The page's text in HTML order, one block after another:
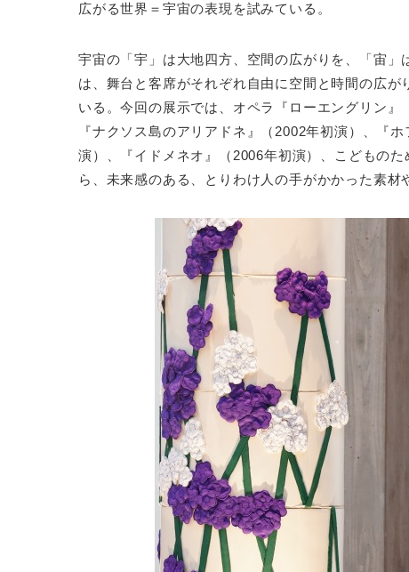
広がる世界＝宇宙の表現を試みている。
宇宙の「宇」は大地四方、空間の広がりを、「宙
は、舞台と客席がそれぞれ自由に空間と時間の広
いる。今回の展示では、オペラ『ローエングリン』
『ナクソス島のアリアドネ』（2002年初演）、『
演）、『イドメネオ』（2006年初演）、こどもの
ら、未来感のある、とりわけ人の手がかかった素材